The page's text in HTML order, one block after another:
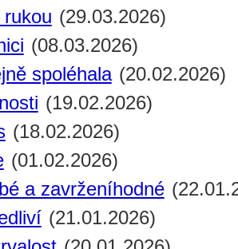
(29.03.2026)
(08.03.2026)
spoléhala (20.02.2026)
(19.02.2026)
(18.02.2026)
(01.02.2026)
a zavrženíhodné
(21.01.2026)